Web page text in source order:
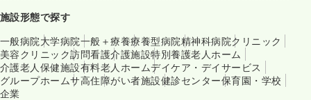
施設形態で探す
一般病院大学病院一般＋療養療養型病院精神科病院クリニック
美容クリニック訪問看護介護施設特別養護老人ホーム
介護老人保健施設有料老人ホームデイケア・デイサービス
グループホームサ高住障がい者施設健診センター保育園・学校
企業